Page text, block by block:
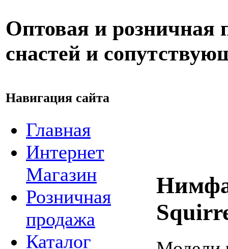
Оптовая и розничная
снастей и
Навигация сайта
Главная
Интернет
Магазин
Розничная
продажа
Каталог
Нимфа